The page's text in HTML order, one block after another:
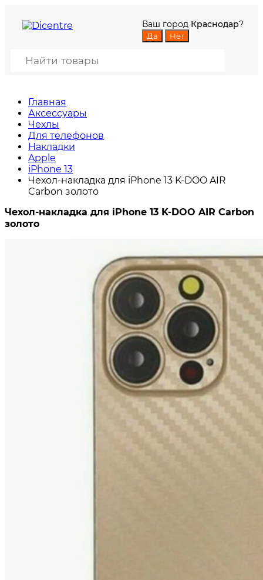
Ваш город Краснодар?
Главная
Аксессуары
Чехлы
Для телефонов
Накладки
Apple
iPhone 13
Чехол-накладка для iPhone 13 K-DOO AIR
Carbon золото
Чехол-накладка для iPhone 13 K-DOO AIR Carbon
золото